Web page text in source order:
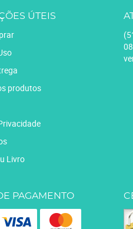
ÚTEIS
produtos
Livro
PAGAMENTO